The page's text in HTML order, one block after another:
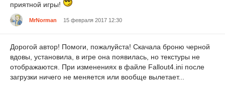
приятной игры!
MrNorman 15 февраля 2017 12:30
Дорогой автор! Помоги, пожалуйста! Скачала броню черной
вдовы, установила, в игре она появилась, но текстуры не
отображаются. При изменениях в файле Fallout4.ini после
загрузки ничего не меняется или вообще вылетает...